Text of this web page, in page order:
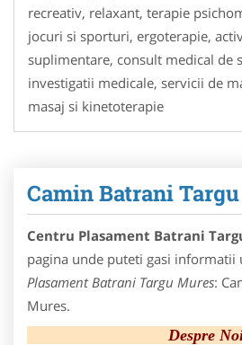
recreativ, relaxant, terapie
jocuri si sporturi, ergoterapie,
suplimentare, consult medical de
investigatii medicale, servicii de
masaj si kinetoterapie
Camin Batrani
Centru Plasament Batrani
pagina unde puteti gasi informatii
Plasament Batrani Targu Mures:
Mures.
Despre